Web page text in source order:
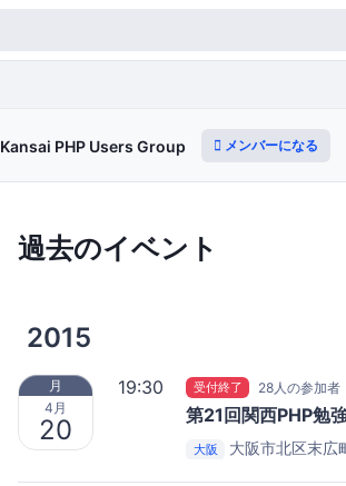
Kansai PHP Users Group メンバーになる
過去のイベント
2015
月
4月
20
19:30 受付終了 28人の参加者
第21回関西PHP勉
大阪 大阪市北区末広